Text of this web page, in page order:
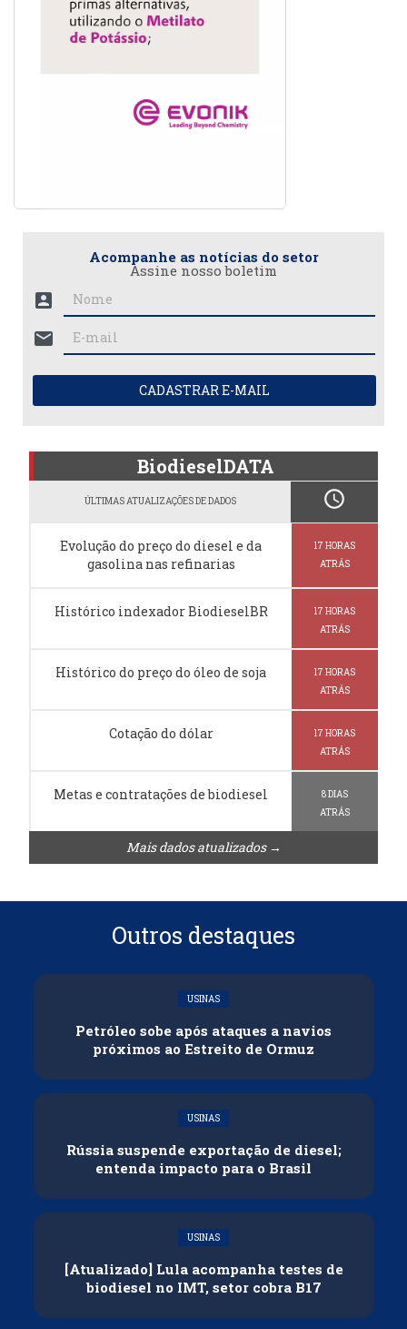
Acompanhe as notícias do setor
Assine nosso boletim
account_box
mail
CADASTRAR E-MAIL
BiodieselDATA
ÚLTIMAS ATUALIZAÇÕES DE DADOS schedule
Evolução do preço do diesel e da
gasolina nas refinarias
17 HORAS
ATRÁS
Histórico indexador BiodieselBR
17 HORAS
ATRÁS
Histórico do preço do óleo de soja
17 HORAS
ATRÁS
Cotação do dólar
17 HORAS
ATRÁS
Metas e contratações de biodiesel
8 DIAS
ATRÁS
Mais dados atualizados →
Outros destaques
USINAS
Petróleo sobe após ataques a navios
próximos ao Estreito de Ormuz
USINAS
Rússia suspende exportação de diesel;
entenda impacto para o Brasil
USINAS
[Atualizado] Lula acompanha testes de
biodiesel no IMT, setor cobra B17